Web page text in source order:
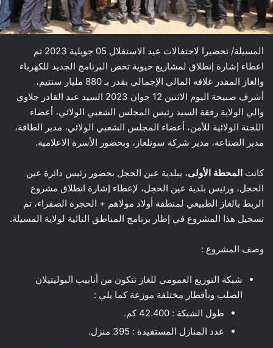
المسيلة/ تحضيرا لاحتفالات عيد الاستقلال 05 جويلية 2023 تم
اعطاء إشارة إنطلاق لمشاريع حيوية تخص البرنامج الجديد للكهرباء
والغاز المقدر غلافه المالي الإجمالي بقدر بـ 880 مليار سنتيم،
أشرف صبيحة اليوم الاثنين 12 جوان 2023 السيد عبد القادر جلاوي
والي الولاية رفقة السيد رئيس المجلس الشعبي الولائي، أعضاء
اللجنة الولائية للأمن، أعضاء المجلس الشعبي الولائي، مدير الطاقة،
مدير الصناعة، مدير شركة سونلغاز، وبحضور الأسرة الاعلامية.
كانت المحطة الأولى، ببلدية عين الحجل بحضور رئيس دائرة عين
الحجل، ورئيس بلدية عين الحجل، لإعطاء إشارة انطلاق مشروع
الربط بالغاز الطبيعي لمنطقة أولاد مولاهم + الحجرة الصفراء، تم
تسجيل هذا المشروع في إطار برنامج المناطق النائية لولاية المسيلة.
وصف المشروع :
شبكة التوزيع العمومي للغاز تتكون من أنابيب البوليتيلان
الصلب وبأقطار مختلفة موزعة كما يلي :
طول الشبكة : 42.400 كم.
عدد المنازل المستفيدة : 395 منزل.